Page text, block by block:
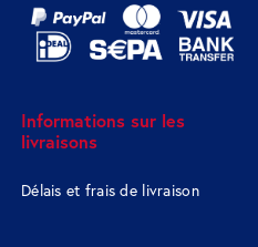
Informations sur les
livraisons
Délais et frais de livraison